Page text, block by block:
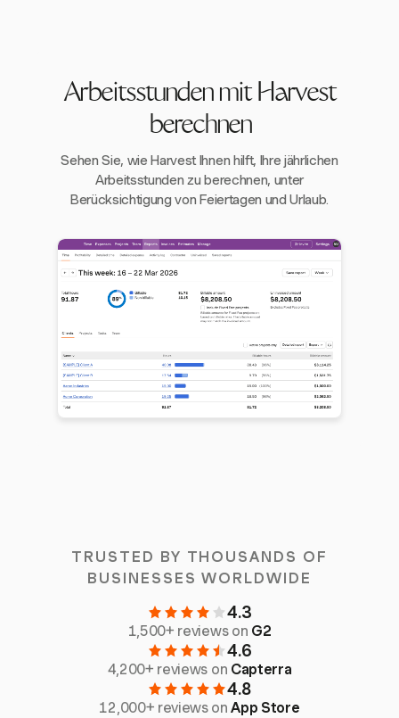
Arbeitsstunden mit Harvest
berechnen
Sehen Sie, wie Harvest Ihnen hilft, Ihre jährlichen
Arbeitsstunden zu berechnen, unter
Berücksichtigung von Feiertagen und Urlaub.
TRUSTED BY THOUSANDS OF
BUSINESSES WORLDWIDE
4.3
1,500+ reviews on G2
4.6
4,200+ reviews on Capterra
4.8
12,000+ reviews onApp Store